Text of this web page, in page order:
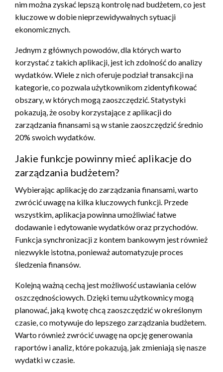
nim można zyskać lepszą kontrolę nad budżetem, co jest
kluczowe w dobie nieprzewidywalnych sytuacji
ekonomicznych.
Jednym z głównych powodów, dla których warto
korzystać z takich aplikacji, jest ich zdolność do analizy
wydatków. Wiele z nich oferuje podział transakcji na
kategorie, co pozwala użytkownikom zidentyfikować
obszary, w których mogą zaoszczędzić. Statystyki
pokazują, że osoby korzystające z aplikacji do
zarządzania finansami są w stanie zaoszczędzić średnio
20% swoich wydatków.
Jakie funkcje powinny mieć aplikacje do
zarządzania budżetem?
Wybierając aplikację do zarządzania finansami, warto
zwrócić uwagę na kilka kluczowych funkcji. Przede
wszystkim, aplikacja powinna umożliwiać łatwe
dodawanie i edytowanie wydatków oraz przychodów.
Funkcja synchronizacji z kontem bankowym jest również
niezwykle istotna, ponieważ automatyzuje proces
śledzenia finansów.
Kolejną ważną cechą jest możliwość ustawiania celów
oszczędnościowych. Dzięki temu użytkownicy mogą
planować, jaką kwotę chcą zaoszczędzić w określonym
czasie, co motywuje do lepszego zarządzania budżetem.
Warto również zwrócić uwagę na opcję generowania
raportów i analiz, które pokazują, jak zmieniają się nasze
wydatki w czasie.